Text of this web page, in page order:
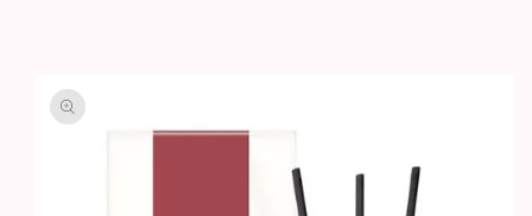
GA DIRECT NAAR
PRODUCTINFORMATIE